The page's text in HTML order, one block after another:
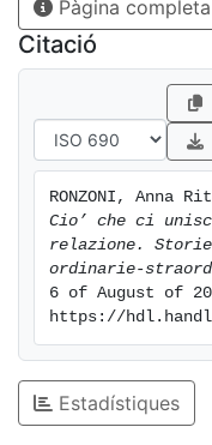
Pàgina
Citació
RONZONI, Anna
Cio’ che ci
relazione.
ordinarie-
6 of August of
https://
Estadístiques